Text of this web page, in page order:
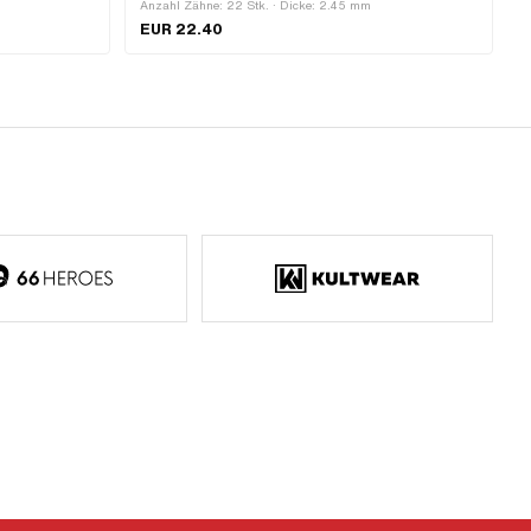
Anzahl Zähne: 22 Stk. · Dicke: 2.45 mm
EUR 22.40